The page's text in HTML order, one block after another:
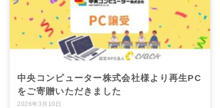
中央コンピューター株式会社様より再生PC
をご寄贈いただきました
2026年3月10日